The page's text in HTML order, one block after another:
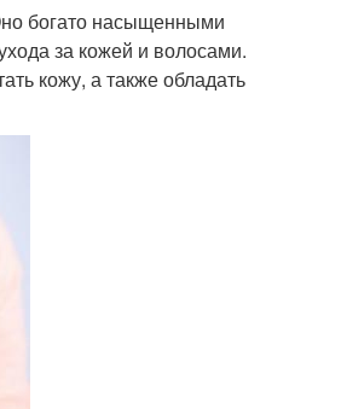
богато насыщенными
за кожей и волосами.
кожу, а также обладать